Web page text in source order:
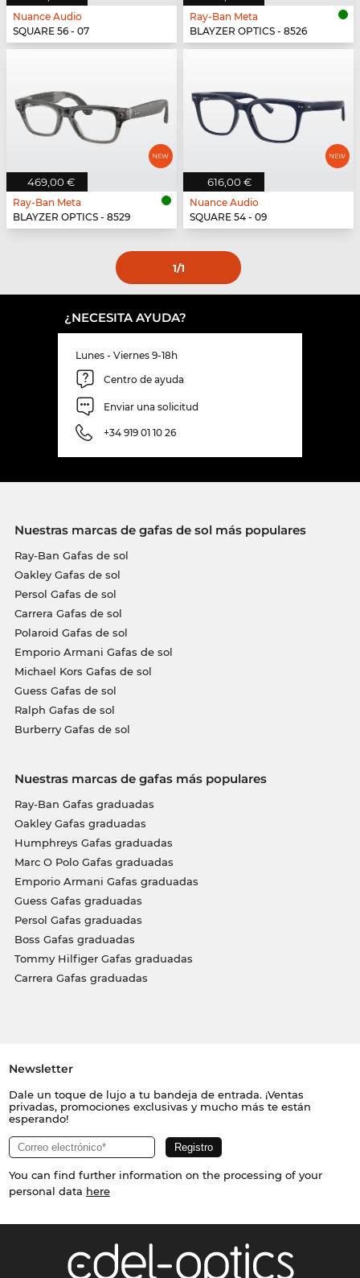
Nuance Audio
SQUARE 56 - 07
Ray-Ban Meta
BLAYZER OPTICS - 8526
469,00 €
Ray-Ban Meta
BLAYZER OPTICS - 8529
616,00 €
Nuance Audio
SQUARE 54 - 09
1/1
¿NECESITA AYUDA?
Lunes - Viernes 9-18h
Centro de ayuda
Enviar una solicitud
+34 919 01 10 26
Nuestras marcas de gafas de sol más populares
Ray-Ban Gafas de sol
Oakley Gafas de sol
Persol Gafas de sol
Carrera Gafas de sol
Polaroid Gafas de sol
Emporio Armani Gafas de sol
Michael Kors Gafas de sol
Guess Gafas de sol
Ralph Gafas de sol
Burberry Gafas de sol
Nuestras marcas de gafas más populares
Ray-Ban Gafas graduadas
Oakley Gafas graduadas
Humphreys Gafas graduadas
Marc O Polo Gafas graduadas
Emporio Armani Gafas graduadas
Guess Gafas graduadas
Persol Gafas graduadas
Boss Gafas graduadas
Tommy Hilfiger Gafas graduadas
Carrera Gafas graduadas
Newsletter
Dale un toque de lujo a tu bandeja de entrada. ¡Ventas
privadas, promociones exclusivas y mucho más te están
esperando!
You can find further information on the processing of your
personal data here